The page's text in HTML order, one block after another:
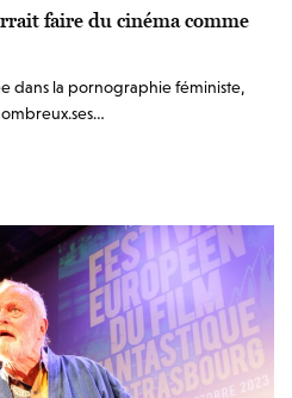
faire du cinéma comme
dans la pornographie féministe,